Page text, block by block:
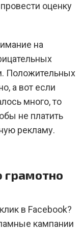
оценку
на
Положительных
а вот если
много, то
не платить
рекламу.
в Facebook?
кампании